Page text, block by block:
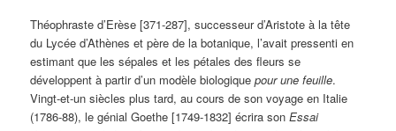
Théophraste d’Erèse [371-287], successeur d’Aristote à la tête
du Lycée d’Athènes et père de la botanique, l’avait pressenti en
estimant que les sépales et les pétales des fleurs se
développent à partir d’un modèle biologiquepour une feuille.
Vingt-et-un siècles plus tard, au cours de son voyage en Italie
(1786-88), le génial Goethe [1749-1832] écrira sonEssai